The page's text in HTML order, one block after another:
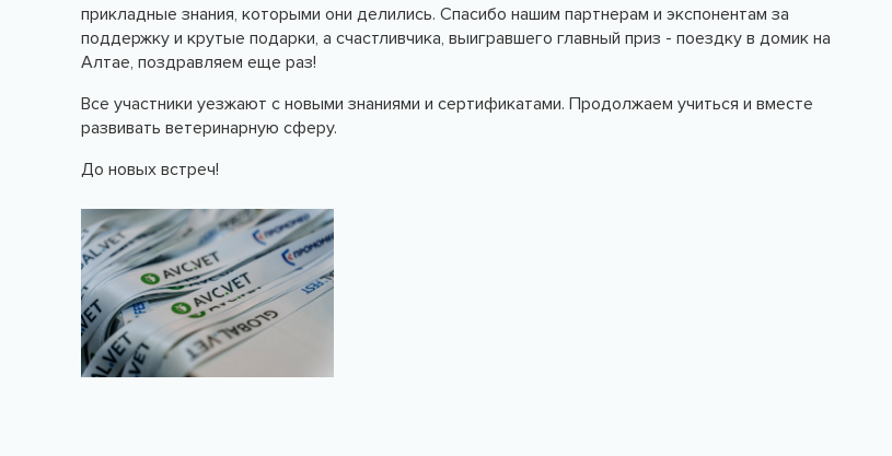
прикладные знания, которыми они делились. Спасибо нашим партнерам и экспонентам за
поддержку и крутые подарки, а счастливчика, выигравшего главный приз - поездку в домик на
Алтае, поздравляем еще раз!
Все участники уезжают с новыми знаниями и сертификатами. Продолжаем учиться и вместе
развивать ветеринарную сферу.
До новых встреч!